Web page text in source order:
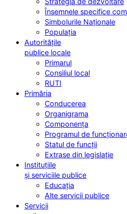
Însemnele specifice
Simbolurile Naționale
Populația
Autoritățile
publice locale
Primarul
Consiliul local
RUTI
Primăria
Conducerea
Organigrama
Componența
Programul de
Statul de funcții
Extrase din legislație
Instituțiile
și serviciile publice
Educația
Alte servicii publice
Servicii